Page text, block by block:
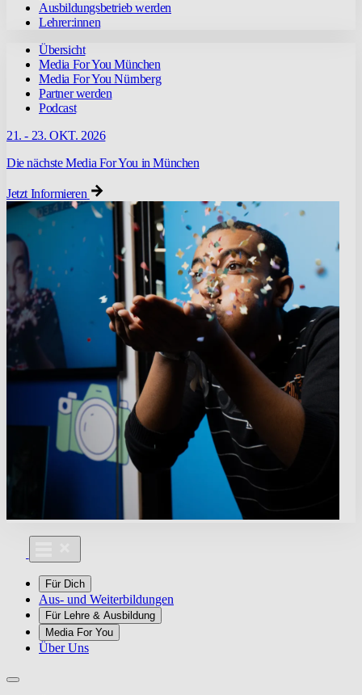
Ausbildungsbetrieb werden
Lehrer:innen
Übersicht
Media For You München
Media For You Nürnberg
Partner werden
Podcast
21. - 23. OKT. 2026
Die nächste Media For You in München
Jetzt Informieren
Für Dich
Aus- und Weiterbildungen
Für Lehre & Ausbildung
Media For You
Über Uns